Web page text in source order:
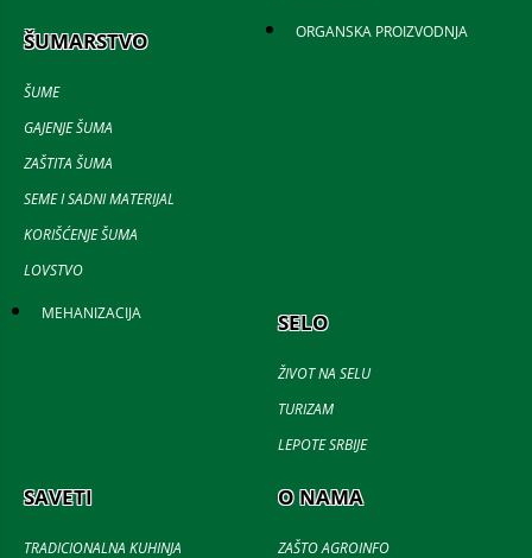
ŠUMARSTVO
ŠUME
GAJENJE ŠUMA
ZAŠTITA ŠUMA
SEME I SADNI MATERIJAL
KORIŠĆENJE ŠUMA
LOVSTVO
ORGANSKA PROIZVODNJA
MEHANIZACIJA SELO
ŽIVOT NA SELU
TURIZAM
LEPOTE SRBIJE
SAVETI
TRADICIONALNA KUHINJA
O NAMA
ZAŠTO AGROINFO